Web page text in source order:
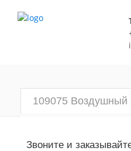
109075 Воздушный
Звоните и